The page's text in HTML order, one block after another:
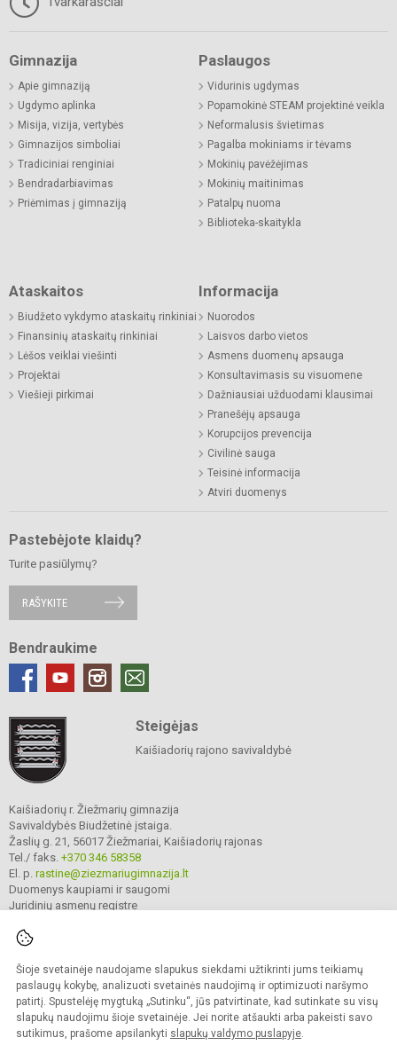
Šioje svetainėje naudojame slapukus siekdami užtikrinti jums teikiamų
paslaugų kokybę, analizuoti svetainės naudojimą ir optimizuoti naršymo
patirtį. Spustelėję mygtuką „Sutinku“, jūs patvirtinate, kad sutinkate su visų
slapukų naudojimu šioje svetainėje. Jei norite atšaukti arba pakeisti savo
sutikimus, prašome apsilankyti slapukų valdymo puslapyje.
Gimnazija
Apie gimnaziją
Ugdymo aplinka
Misija, vizija, vertybės
Gimnazijos simboliai
Tradiciniai renginiai
Bendradarbiavimas
Priėmimas į gimnaziją
Paslaugos
Vidurinis ugdymas
Popamokinė STEAM projektinė veikla
Neformalusis švietimas
Pagalba mokiniams ir tėvams
Mokinių pavėžėjimas
Mokinių maitinimas
Patalpų nuoma
Biblioteka-skaitykla
Ataskaitos
Biudžeto vykdymo ataskaitų rinkiniai
Finansinių ataskaitų rinkiniai
Lėšos veiklai viešinti
Projektai
Viešieji pirkimai
Informacija
Nuorodos
Laisvos darbo vietos
Asmens duomenų apsauga
Konsultavimasis su visuomene
Dažniausiai užduodami klausimai
Pranešėjų apsauga
Korupcijos prevencija
Civilinė sauga
Teisinė informacija
Atviri duomenys
Pastebėjote klaidų?
Turite pasiūlymų?
RAŠYKITE
Bendraukime
Steigėjas
Kaišiadorių rajono savivaldybė
Kaišiadorių r. Žiežmarių gimnazija
Savivaldybės Biudžetinė įstaiga.
Žaslių g. 21, 56017 Žiežmariai, Kaišiadorių rajonas
Tel./ faks. +370 346 58358
El. p. rastine@ziezmariugimnazija.lt
Duomenys kaupiami ir saugomi
Juridinių asmenų registre
© 2025. Kaišiadorių r. Žiežmarių gimnazija. Visos teisės saugomos.
Kopijuoti turinį be raštiško įstaigos administracijos sutikimo griežtai draudžiama.
Prieinamumo paraiška Slapukų valdymas